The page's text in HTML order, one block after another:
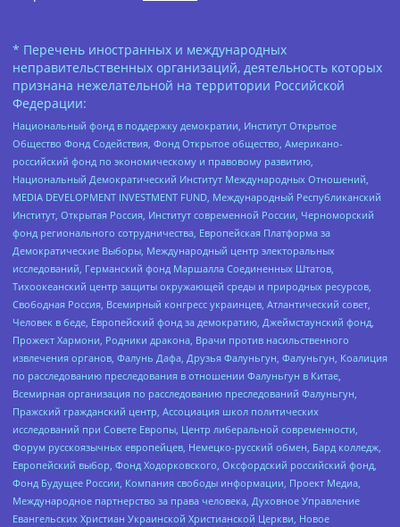
* Перечень иностранных и международных
неправительственных организаций, деятельность которых
признана нежелательной на территории Российской
Федерации:
Национальный фонд в поддержку демократии, Институт Открытое
Общество Фонд Содействия, Фонд Открытое общество, Американо-
российский фонд по экономическому и правовому развитию,
Национальный Демократический Институт Международных Отношений,
MEDIA DEVELOPMENT INVESTMENT FUND, Международный Республиканский
Институт, Открытая Россия, Институт современной России, Черноморский
фонд регионального сотрудничества, Европейская Платформа за
Демократические Выборы, Международный центр электоральных
исследований, Германский фонд Маршалла Соединенных Штатов,
Тихоокеанский центр защиты окружающей среды и природных ресурсов,
Свободная Россия, Всемирный конгресс украинцев, Атлантический совет,
Человек в беде, Европейский фонд за демократию, Джеймстаунский фонд,
Прожект Хармони, Родники дракона, Врачи против насильственного
извлечения органов, Фалунь Дафа, Друзья Фалуньгун, Фалуньгун, Коалиция
по расследованию преследования в отношении Фалуньгун в Китае,
Всемирная организация по расследованию преследований Фалуньгун,
Пражский гражданский центр, Ассоциация школ политических
исследований при Совете Европы, Центр либеральной современности,
Форум русскоязычных европейцев, Немецко-русский обмен, Бард колледж,
Европейский выбор, Фонд Ходорковского, Оксфордский российский фонд,
Фонд Будущее России, Компания свободы информации, Проект Медиа,
Международное партнерство за права человека, Духовное Управление
Евангельских Христиан Украинской Христианской Церкви, Новое